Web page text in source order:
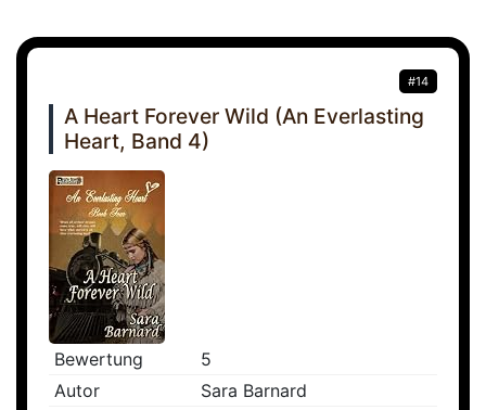
#14
A Heart Forever Wild (An Everlasting
Heart, Band 4)
Bewertung
5
Autor
Sara Barnard